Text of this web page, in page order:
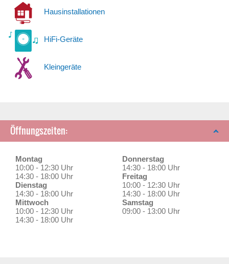
Hausinstallationen
HiFi-Geräte
Kleingeräte
Öffnungszeiten:
Montag
10:00 - 12:30 Uhr
14:30 - 18:00 Uhr
Dienstag
14:30 - 18:00 Uhr
Mittwoch
10:00 - 12:30 Uhr
14:30 - 18:00 Uhr
Donnerstag
14:30 - 18:00 Uhr
Freitag
10:00 - 12:30 Uhr
14:30 - 18:00 Uhr
Samstag
09:00 - 13:00 Uhr